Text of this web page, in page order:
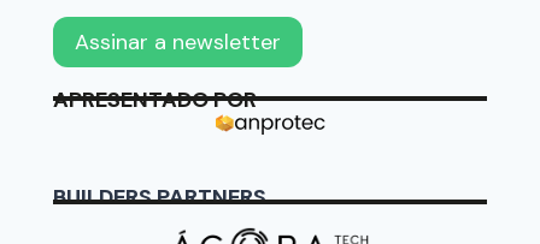
APRESENTADO POR
BUILDERS PARTNERS